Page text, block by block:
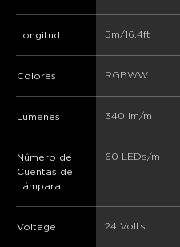
Longitud 5m/16.4ft
Colores RGBWW
Lúmenes 340 lm/m
Número de
Cuentas de
Lámpara
60 LEDs/m
Voltage 24 Volts